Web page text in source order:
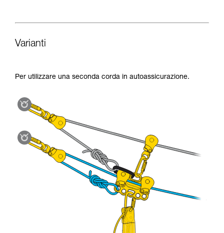
Varianti
Per utilizzare una seconda corda in autoassicurazione.